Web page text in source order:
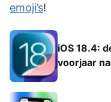
emoji’s!
iOS 18.4:
voorjaar